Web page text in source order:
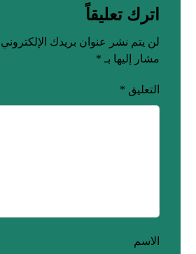
اترك تعليقاً
لن يتم نشر عنوان بريدك
مشار إليها بـ *
التعليق *
الاسم